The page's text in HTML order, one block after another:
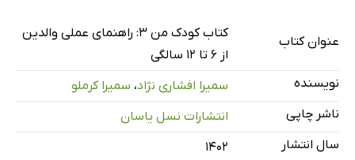
فصل اول: رشد و تحول
فصل دوم: فرزندپروری مقتدرانه
فصل سوم: استقلال فردی و روابط اجتماعی
تحصیلی
فصل پنجم: مدیریت رسانه‌های دیجیتال
عنوان کتاب
کتاب کودک من 3: راهنمای عملی والدین
از 6 تا 12 سالگی
نویسنده
سمیرا افشاری نژاد، سمیرا کرملو
ناشر چاپی
انتشارات نسل یاسان
سال انتشار
۱۴۰۲